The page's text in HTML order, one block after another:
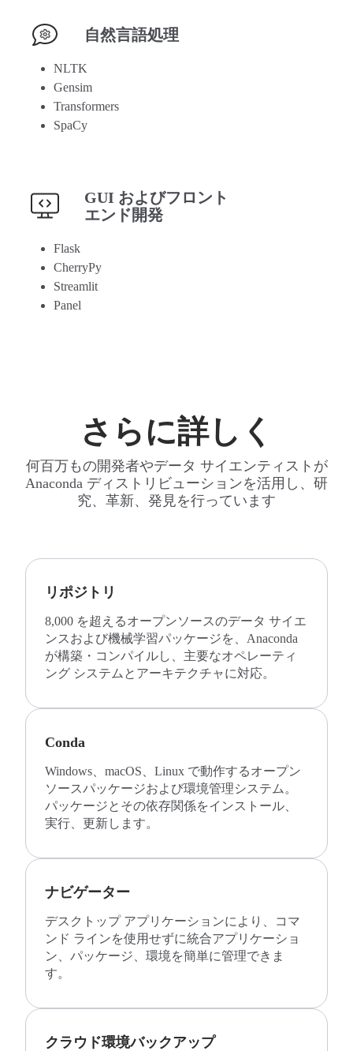
自然言語処理
NLTK
Gensim
Transformers
SpaCy
GUI およびフロント
エンド開発
Flask
CherryPy
Streamlit
Panel
さらに詳しく
何百万もの開発者やデータ サイエンティストが
Anaconda ディストリビューションを活用し、研
究、革新、発見を行っています
リポジトリ
8,000 を超えるオープンソースのデータ サイエ
ンスおよび機械学習パッケージを、Anaconda
が構築・コンパイルし、主要なオペレーティ
ング システムとアーキテクチャに対応。
Conda
Windows、macOS、Linux で動作するオープン
ソースパッケージおよび環境管理システム。
パッケージとその依存関係をインストール、
実行、更新します。
ナビゲーター
デスクトップ アプリケーションにより、コマ
ンド ラインを使用せずに統合アプリケーショ
ン、パッケージ、環境を簡単に管理できま
す。
クラウド環境バックアップ